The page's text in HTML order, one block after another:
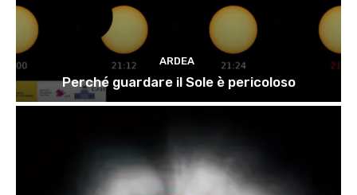
ARDEA
Perché guardare il Sole è pericoloso